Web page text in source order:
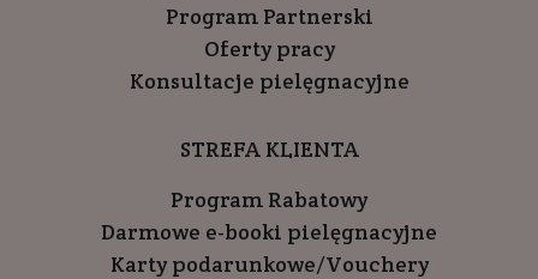
Program Partnerski
Oferty pracy
Konsultacje pielęgnacyjne
STREFA KLIENTA
Program Rabatowy
Darmowe e-booki pielęgnacyjne
Karty podarunkowe/Vouchery